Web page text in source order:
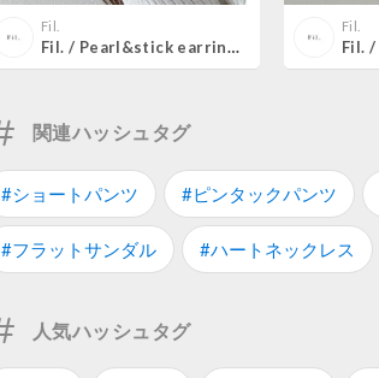
Fil.
Fil. / Pearl&stick earrings(即納)
Fil.
関連ハッシュタグ
#ショートパンツ #ピンタックパンツ
#フラットサンダル #ハートネックレス
人気ハッシュタグ